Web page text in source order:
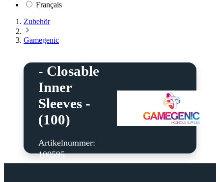
Français
Zubehör
Gamegenic
- Closable
Inner
Sleeves -
(100)
Artikelnummer:
100595